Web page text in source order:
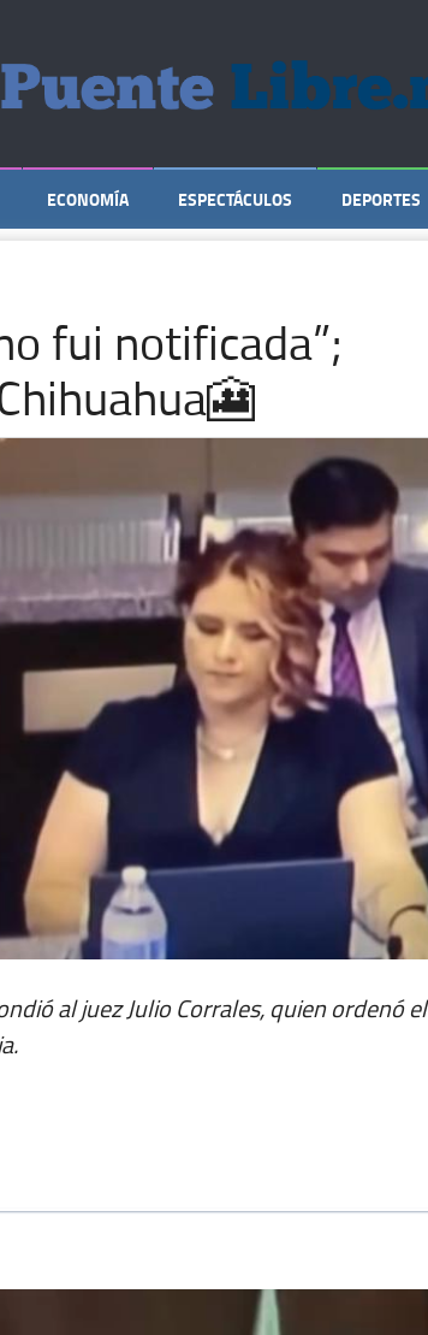
ECONOMÍA ESPECTÁCULOS DEPORTES
fui notificada”;
al juez Julio Corrales, quien ordenó el